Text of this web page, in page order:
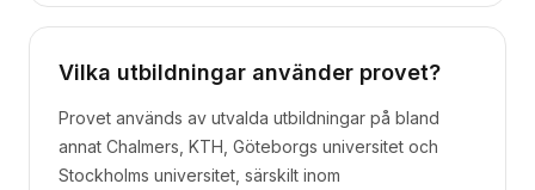
Vilka utbildningar använder provet?
Provet används av utvalda utbildningar på bland
annat Chalmers, KTH, Göteborgs universitet och
Stockholms universitet, särskilt inom